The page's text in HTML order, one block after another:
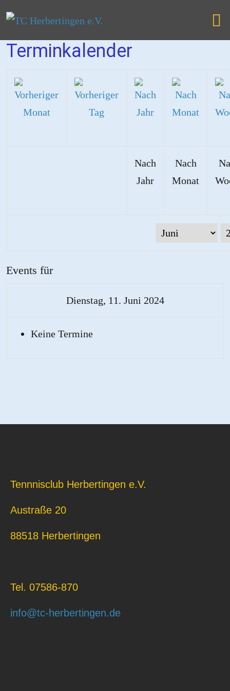
Terminkalender
Nach
Jahr
Nach
Monat
Events für
Dienstag, 11. Juni 2024
Keine Termine
Tennnisclub Herbertingen e.V.
Austraße 20
88518 Herbertingen
Tel. 07586-870
info@tc-herbertingen.de